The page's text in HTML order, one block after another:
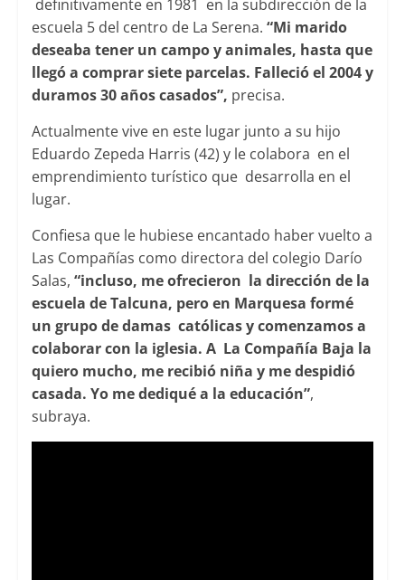
definitivamente en 1981 en la subdirección de la
escuela 5 del centro de La Serena. “Mi marido
deseaba tener un campo y animales, hasta que
llegó a comprar siete parcelas. Falleció el 2004 y
duramos 30 años casados”, precisa.
Actualmente vive en este lugar junto a su hijo
Eduardo Zepeda Harris (42) y le colabora en el
emprendimiento turístico que desarrolla en el
lugar.
Confiesa que le hubiese encantado haber vuelto a
Las Compañías como directora del colegio Darío
Salas, “incluso, me ofrecieron la dirección de la
escuela de Talcuna, pero en Marquesa formé
un grupo de damas católicas y comenzamos a
colaborar con la iglesia. A La Compañía Baja la
quiero mucho, me recibió niña y me despidió
casada. Yo me dediqué a la educación”,
subraya.